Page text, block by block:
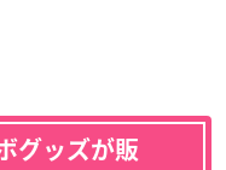
グッズが販